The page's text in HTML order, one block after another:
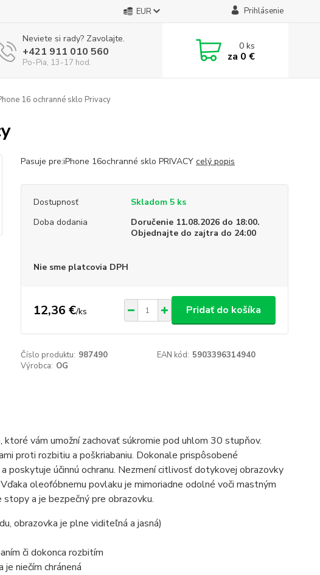
EUR Prihlásenie
Neviete si rady? Zavolajte.
+421 911 010 560
Po-Pia, 13-17 hod.
0ks
za 0 €
16 ochranné sklo Privacy
Pasuje pre:iPhone 16ochranné sklo PRIVACY celý popis
Dostupnosť
Skladom 5 ks
Doba dodania
Doručenie 11.08.2026 do 18:00.
Objednajte do zajtra do 24:00
Nie sme platcovia DPH
12,36 €/ks Pridať do košíka
Číslo produktu: 987490 EAN kód: 5903396314940
Výrobca: OG
vám umožní zachovať súkromie pod uhlom 30 stupňov.
proti rozbitiu a poškriabaniu. Dokonale prispôsobené
účinnú ochranu. Nezmení citlivosť dotykovej obrazovky
oleofóbnemu povlaku je mimoriadne odolné voči mastným
a je bezpečný pre obrazovku.
obrazovka je plne viditeľná a jasná)
či dokonca rozbitím
niečím chránená